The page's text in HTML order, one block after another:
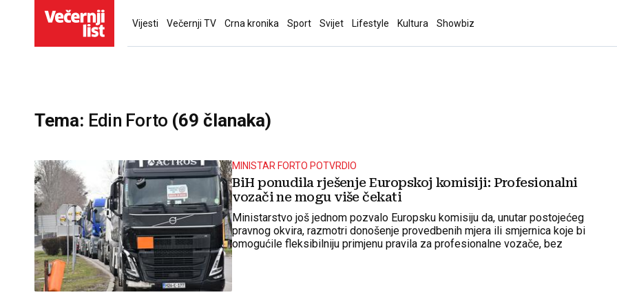
Vijesti Večernji TV Crna kronika Sport Svijet Lifestyle Kultura Showbiz
Tema: Edin Forto (69 članaka)
MINISTAR FORTO POTVRDIO
BiH ponudila rješenje Europskoj komisiji: Profesionalni
vozači ne mogu više čekati
Ministarstvo još jednom pozvalo Europsku komisiju da, unutar postojećeg
pravnog okvira, razmotri donošenje provedbenih mjera ili smjernica koje bi
omogućile fleksibilniju primjenu pravila za profesionalne vozače, bez